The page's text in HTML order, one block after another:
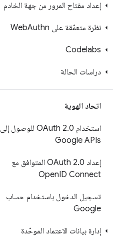
إعداد مفتاح المرور من جهة الخادم
نظرة متعمّقة على Web Authn
Codelabs
دراسات الحالة
اتحاد الهوية
استخدام OAuth 2 .
0 للوصول إلى
Google APIs
إعداد OAuth 2 .
0 المتوافق مع
OpenID Connect
تسجيل الدخول باستخدام حساب
Google
إدارة بيانات الاعتماد الموحّدة